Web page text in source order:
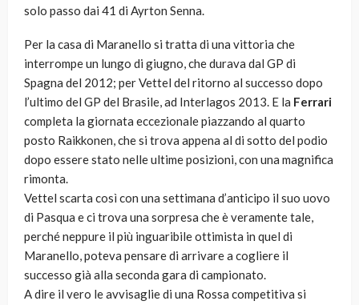
solo passo dai 41 di Ayrton Senna.
Per la casa di Maranello si tratta di una vittoria che
interrompe un lungo di giugno, che durava dal GP di
Spagna del 2012; per Vettel del ritorno al successo dopo
l’ultimo del GP del Brasile, ad Interlagos 2013. E la Ferrari
completa la giornata eccezionale piazzando al quarto
posto Raikkonen, che si trova appena al di sotto del podio
dopo essere stato nelle ultime posizioni, con una magnifica
rimonta.
Vettel scarta così con una settimana d’anticipo il suo uovo
di Pasqua e ci trova una sorpresa che è veramente tale,
perché neppure il più inguaribile ottimista in quel di
Maranello, poteva pensare di arrivare a cogliere il
successo già alla seconda gara di campionato.
A dire il vero le avvisaglie di una Rossa competitiva si